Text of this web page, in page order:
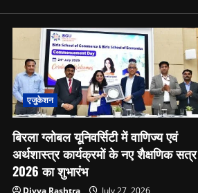
एजुकेशन
बिरला ग्लोबल यूनिवर्सिटी में वाणिज्य एवं
अर्थशास्त्र कार्यक्रमों के नए शैक्षणिक सत्र
2026 का शुभारंभ